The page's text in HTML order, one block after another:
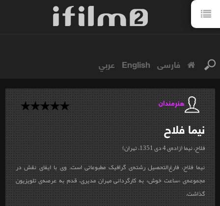
فارسی English عربي
هنرمندان
نیمافلاح
فلاح، نیما (زاده‌ی 4 دی 1351، تهران)
نیما فلاح، فارغ‌التحصیل رشته‌ی گرافیک مطبوعاتی است. وی با ایفای نقش در
مجموعه‌ی «ساعت خوش» به کارگردانی مهران مدیری، قدم به عرصه‌ی تلویزیون
گذاشت.